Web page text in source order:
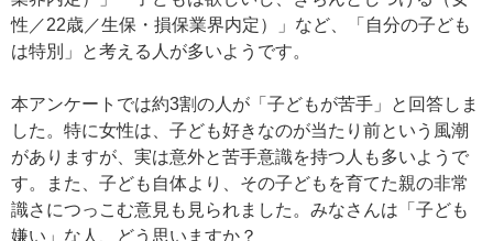
性／22歳／生保・損保業界内定）」など、「自分の子ども
は特別」と考える人が多いようです。
本アンケートでは約3割の人が「子どもが苦手」と回答しま
した。特に女性は、子ども好きなのが当たり前という風潮
がありますが、実は意外と苦手意識を持つ人も多いようで
す。また、子ども自体より、その子どもを育てた親の非常
識さにつっこむ意見も見られました。みなさんは「子ども
嫌い」な人、どう思いますか？